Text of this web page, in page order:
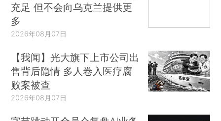
充足 但不会向乌克兰提供更
多
2026年08月07日
【我闻】光大旗下上市公司出
售背后隐情 多人卷入医疗腐
败案被查
2026年08月07日